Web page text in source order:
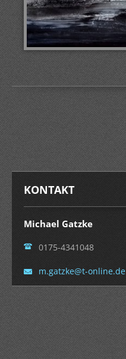
KONTAKT
Michael Gatzke
0175-4341048
m.gatzke@t-online.de